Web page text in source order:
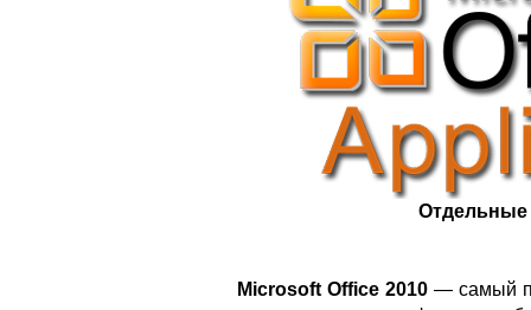
Microsoft Office 2010 — самый